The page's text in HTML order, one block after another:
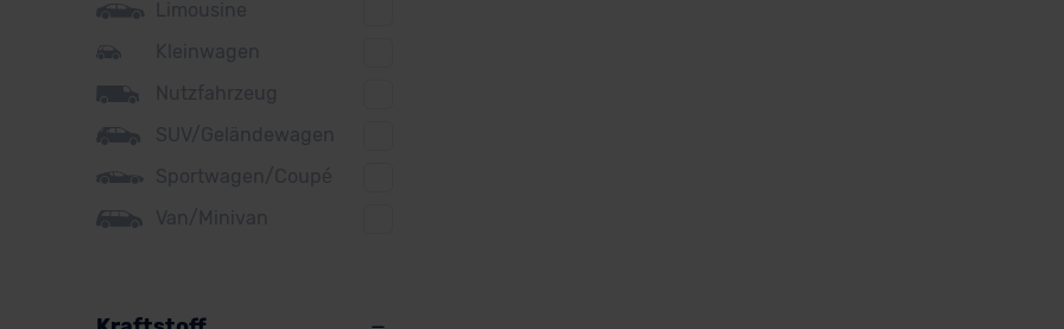
Citroen
Cupra
DS
Dacia
Fiat
Ford
Hyundai
Limousine
Kleinwagen
Nutzfahrzeug
SUV/Geländewagen
Sportwagen/Coupé
Van/Minivan